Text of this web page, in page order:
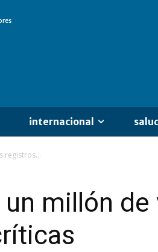
internacional salud
registros...
millón